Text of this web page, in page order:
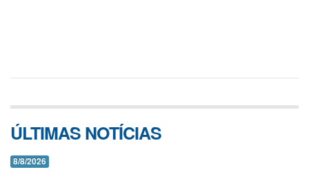
ÚLTIMAS NOTÍCIAS
8/8/2026